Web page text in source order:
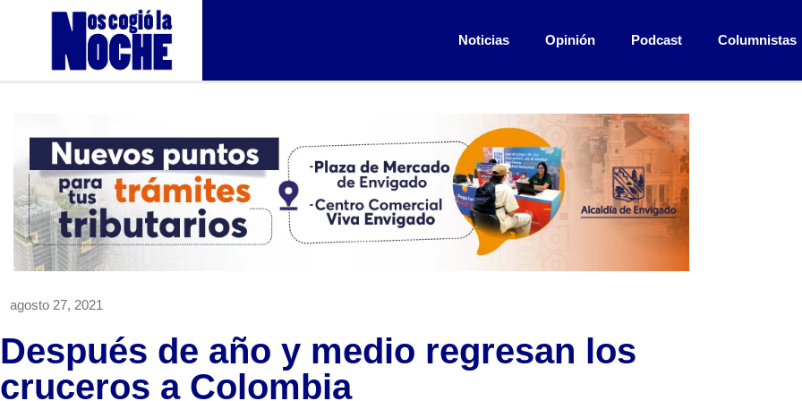
Noticias Opinión Podcast Columnistas
agosto 27, 2021
Después de año y medio regresan los
cruceros a Colombia